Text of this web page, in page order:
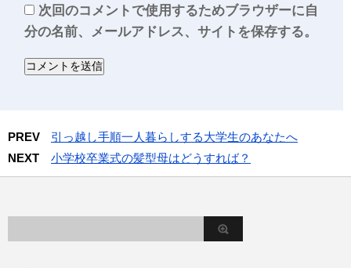
次回のコメントで使用するためブラウザーに自
分の名前、メールアドレス、サイトを保存する。
PREV
引っ越し手順一人暮らしする大学生のあなたへ
NEXT
小学校卒業式の髪型母はどうすれば？